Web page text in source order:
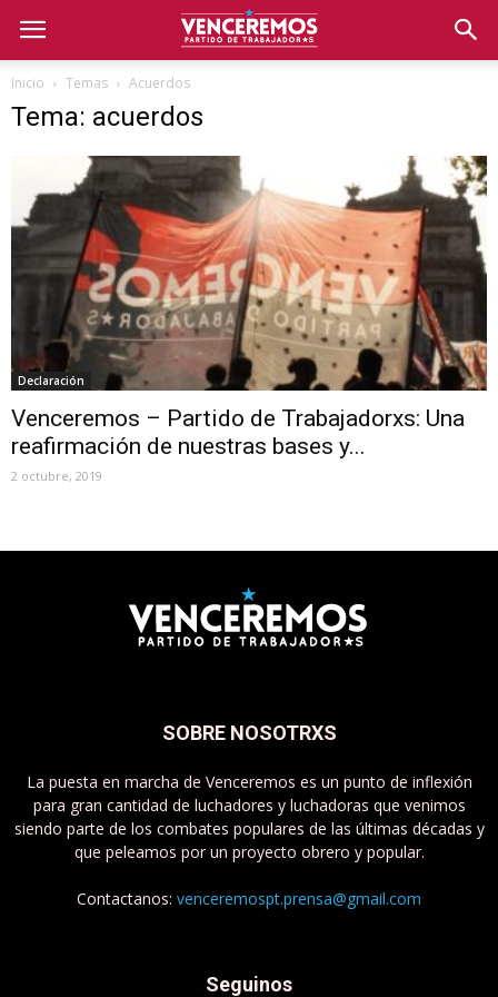
Inicio Temas Acuerdos
Tema: acuerdos
Declaración
Venceremos – Partido de Trabajadorxs: Una
reafirmación de nuestras bases y...
2 octubre, 2019
SOBRE NOSOTRXS
La puesta en marcha de Venceremos es un punto de inflexión
para gran cantidad de luchadores y luchadoras que venimos
siendo parte de los combates populares de las últimas décadas y
que peleamos por un proyecto obrero y popular.
Contactanos: venceremospt.prensa@gmail.com
Seguinos